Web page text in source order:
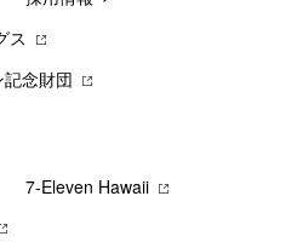
ス
念財団
7‐Eleven Hawaii